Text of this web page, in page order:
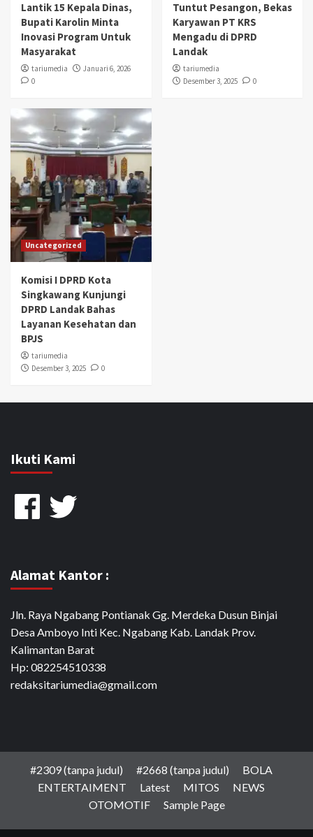
Lantik 15 Kepala Dinas,
Bupati Karolin Minta
Inovasi Program Untuk
Masyarakat
tariumedia
Januari 6, 2026
0
Tuntut Pesangon, Bekas
Karyawan PT KRS
Mengadu di DPRD
Landak
tariumedia
Desember 3, 2025
0
Uncategorized
Komisi I DPRD Kota
Singkawang Kunjungi
DPRD Landak Bahas
Layanan Kesehatan dan
BPJS
tariumedia
Desember 3, 2025
0
Ikuti Kami
FacebookTwitter
Alamat Kantor :
Jln. Raya Ngabang Pontianak Gg. Merdeka Dusun Binjai
Desa Amboyo Inti Kec. Ngabang Kab. Landak Prov.
Kalimantan Barat
Hp: 082254510338
redaksitariumedia@gmail.com
#2309 (tanpa judul) #2668 (tanpa judul)
BOLA
ENTERTAIMENT
Latest MITOS
NEWS
OTOMOTIF
Sample Page